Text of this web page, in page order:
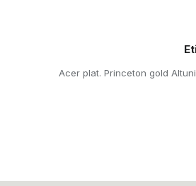
Acer plat. Princeton gold